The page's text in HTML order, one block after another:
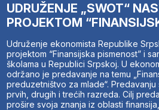
UDRUŽENJE „SWOT“
PROJEKTOM
Udruženje ekonomista Republike
projektom “Finansijska pismenost” i
školama u Republici Srpskoj. U
održano je predavanje na temu
preduzetništvo za mlade“.
prvih, drugih i trećih razreda. Cilj
prošire svoja znanja iz oblasti